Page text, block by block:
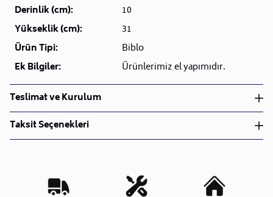
Derinlik (cm):
10
Yükseklik (cm):
31
Ürün Tipi:
Biblo
Ek Bilgiler:
Ürünlerimiz el yapımıdır.
Teslimat ve Kurulum
Teslimat ve Kurulum
• Siparişlerinizi aldıktan sonra en kısa sürede işleme
Kargo süreçlerimizi güçlü lojistik ağımızla
destekleyerek, teslimatı en hızlı şekilde
Taksit Seçenekleri